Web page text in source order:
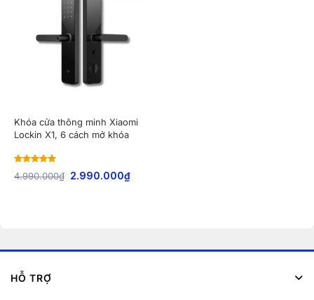
Khóa cửa thông minh Xiaomi
Lockin X1, 6 cách mở khóa
Rated4.93
out of 5
4.990.000₫ 2.990.000₫
HỖ TRỢ